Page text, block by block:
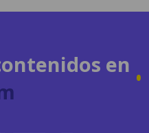
en